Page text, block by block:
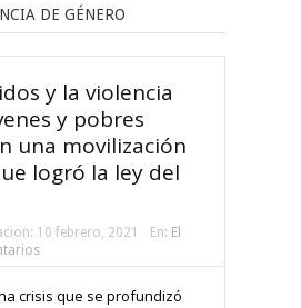
DE GÉNERO
y la violencia
y pobres
una movilización
logró la ley del
10 febrero, 2021 En: El
crisis que se profundizó